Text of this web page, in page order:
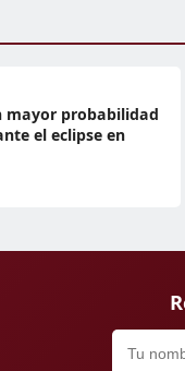
mayor probabilidad
el eclipse en